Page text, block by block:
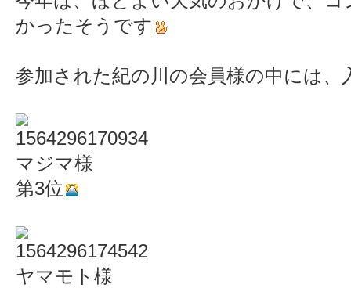
かったそうです
参加された紀の川の会員様の中には
マジマ様
第3位
ヤマモト様